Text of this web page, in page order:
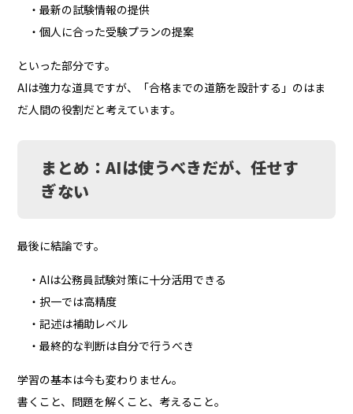
・最新の試験情報の提供
・個人に合った受験プランの提案
といった部分です。
AIは強力な道具ですが、「合格までの道筋を設計する」のはま
だ人間の役割だと考えています。
まとめ：AIは使うべきだが、任せす
ぎない
最後に結論です。
・AIは公務員試験対策に十分活用できる
・択一では高精度
・記述は補助レベル
・最終的な判断は自分で行うべき
学習の基本は今も変わりません。
書くこと、問題を解くこと、考えること。